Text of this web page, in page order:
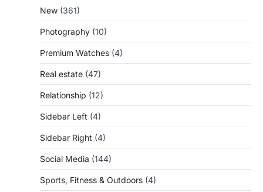
New (361)
Photography (10)
Premium Watches (4)
Real estate (47)
Relationship (12)
Sidebar Left (4)
Sidebar Right (4)
Social Media (144)
Sports, Fitness & Outdoors (4)